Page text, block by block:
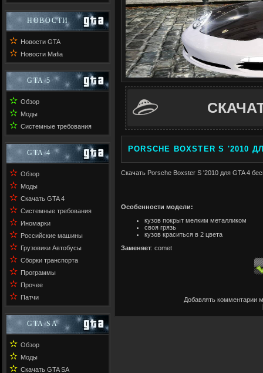
НОВОСТИ
✫ Новости GTA
✫ Новости Mafia
GTA 5
✫ Обзор
✫ Моды
✫ Системные требования
GTA 4
✫ Обзор
✫ Моды
✫ Скачать GTA 4
✫ Системные требования
✫ Иномарки
✫ Российские машины
✫ Грузовики Автобусы
✫ Сборки транспорта
✫ Программы
✫ Прочее
✫ Патчи
GTA SA
✫ Обзор
✫ Моды
✫ Скачать GTA SA
PORSCHE BOXSTER S '2010
Скачать Porsche Boxster S '2010 для GTA 4
Особенности модели:
кузов покрыт мелким металликом
своя грязь
кузов краситься в 2 цвета
Заменяет: comet
Добавлять комментарии